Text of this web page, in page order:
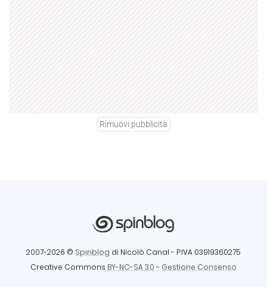
Rimuovi pubblicità
2007-2026 © Spinblog di Nicolò Canal - P.IVA 03919360275
Creative Commons BY-NC-SA 3.0- Gestione Consenso